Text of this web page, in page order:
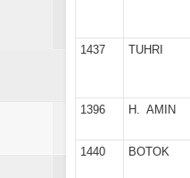
1437
TUHRI
1396
H. AMIN
1440
BOTOK